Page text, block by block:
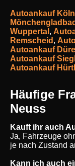
Autoankauf Köln
Wuppertal ,
Remscheid ,
Autoankauf
Autoankauf
Autoankauf
Häufige
Neuss
Kauft ihr auch
Ja, Fahrzeuge
je nach Zustand
Kann ich auch